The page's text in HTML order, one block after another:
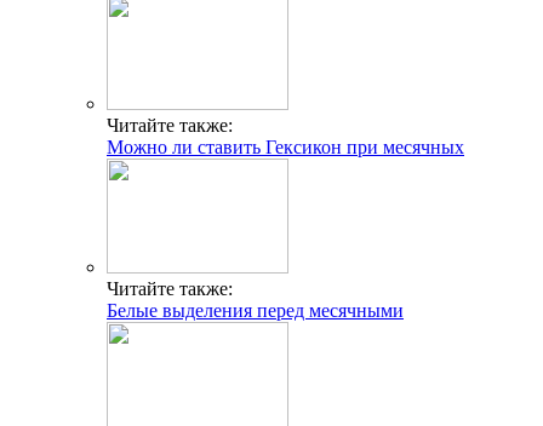
Читайте также:
Можно ли ставить Гексикон при месячных
Читайте также:
Белые выделения перед месячными